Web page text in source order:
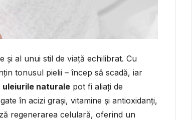
și al unui stil de viață echilibrat. Cu
tonusul pielii – încep să scadă, iar
uleiurile naturale pot fi aliați de
în acizi grași, vitamine și antioxidanți,
regenerarea celulară, oferind un